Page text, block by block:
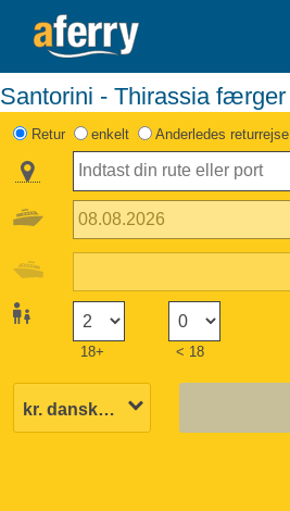
Santorini - Thirassia færger
Retur enkelt Anderledes returrejse
18+ < 18